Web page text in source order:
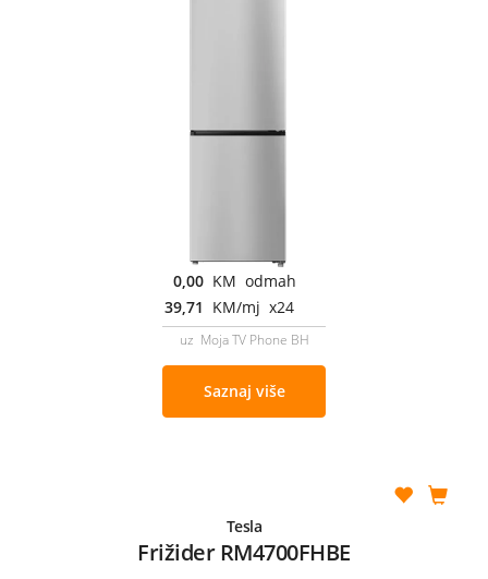
0,00 KM odmah
39,71 KM/mj x24
uz Moja TV Phone BH
Saznaj više
Tesla
Frižider RM4700FHBE